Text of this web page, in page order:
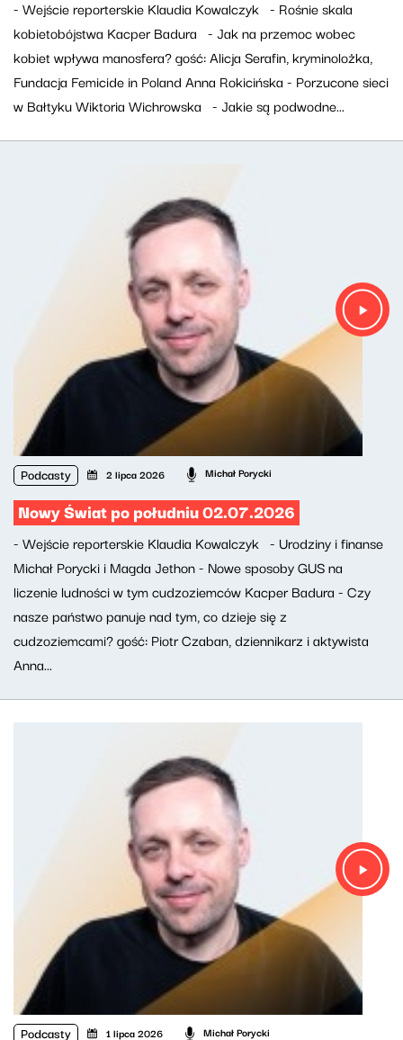
- Wejście reporterskie Klaudia Kowalczyk - Rośnie skala
kobietobójstwa Kacper Badura - Jak na przemoc wobec
kobiet wpływa manosfera? gość: Alicja Serafin, kryminolożka,
Fundacja Femicide in Poland Anna Rokicińska - Porzucone sieci
w Bałtyku Wiktoria Wichrowska - Jakie są podwodne...
Podcasty 2 lipca 2026 Michał Porycki
Nowy Świat po południu 02.07.2026
- Wejście reporterskie Klaudia Kowalczyk - Urodziny i finanse
Michał Porycki i Magda Jethon - Nowe sposoby GUS na
liczenie ludności w tym cudzoziemców Kacper Badura - Czy
nasze państwo panuje nad tym, co dzieje się z
cudzoziemcami? gość: Piotr Czaban, dziennikarz i aktywista
Anna...
Podcasty 1 lipca 2026 Michał Porycki